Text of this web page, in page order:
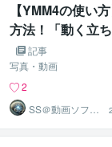
【YMM4の使い
方法！「動く立
りやすく解説。
ます。初心者で
かせる！（2025
記事
写真・動画
2
SS＠動画ソフト
ウェアエンジニ
ア